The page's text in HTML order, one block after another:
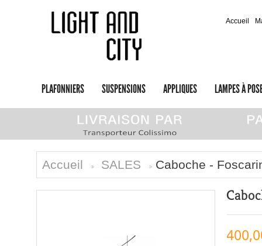
PLAFONNIERS SUSPENSIONS APPLIQUES LAMPES À
Accueil
Accueil SALES Caboche -